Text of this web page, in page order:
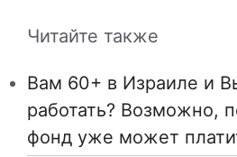
Читайте также
Вам 60+ в Израиле и
работать? Возможно,
фонд уже может